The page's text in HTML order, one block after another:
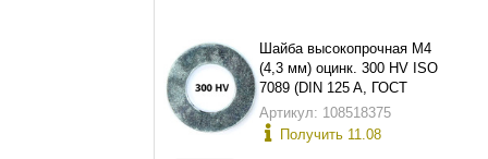
Шайба высокопрочная М4
(4,3 мм) оцинк. 300 HV ISO
7089 (DIN 125 A, ГОСТ
11371-78 исп.1)
Артикул: 108518375
Получить 11.08